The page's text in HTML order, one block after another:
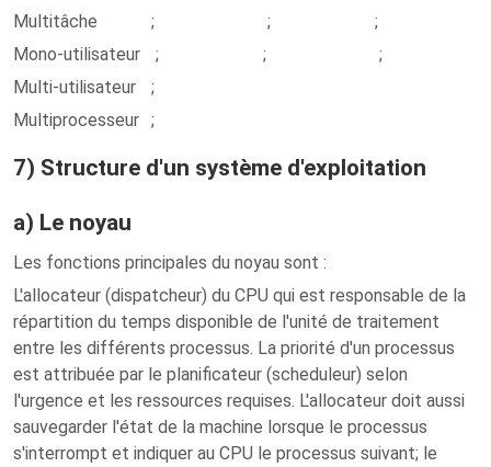
Multitâche
; ; ;
Mono-utilisateur
; ; ;
Multi-utilisateur
;
Multiprocesseur ;
7) Structure d'un système d'exploitation
a) Le noyau
Les fonctions principales du noyau sont :
L'allocateur (dispatcheur) du CPU qui est responsable de la
répartition du temps disponible de l'unité de traitement
entre les différents processus. La priorité d'un processus
est attribuée par le planificateur (scheduleur) selon
l'urgence et les ressources requises. L'allocateur doit aussi
sauvegarder l'état de la machine lorsque le processus
s'interrompt et indiquer au CPU le processus suivant; le